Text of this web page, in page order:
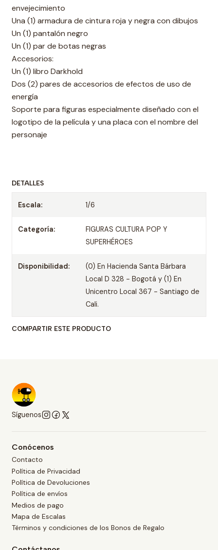
envejecimiento
Una (1) armadura de cintura roja y negra con dibujos
Un (1) pantalón negro
Un (1) par de botas negras
Accesorios:
Un (1) libro Darkhold
Dos (2) pares de accesorios de efectos de uso de
energía
Soporte para figuras especialmente diseñado con el
logotipo de la película y una placa con el nombre del
personaje
DETALLES
Escala: 1/6
Categoría:
FIGURAS CULTURA POP Y
SUPERHÉROES
Disponibilidad:
(0) En Hacienda Santa Bárbara
Local D 328 - Bogotá y (1) En
Unicentro Local 367 - Santiago de
Cali.
COMPARTIR ESTE PRODUCTO
Síguenos
Conócenos
Contacto
Política de Privacidad
Política de Devoluciones
Política de envíos
Medios de pago
Mapa de Escalas
Términos y condiciones de los Bonos de Regalo